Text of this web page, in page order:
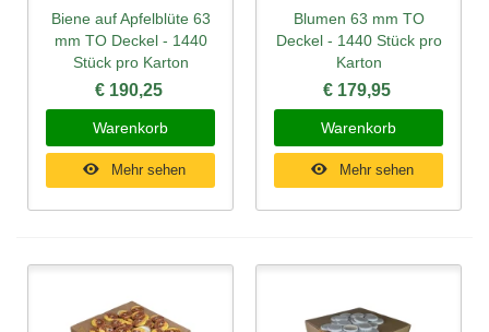
Biene auf Apfelblüte 63
mm TO Deckel - 1440
Stück pro Karton
€ 190,25
Warenkorb
Mehr sehen
Blumen 63 mm TO
Deckel - 1440 Stück pro
Karton
€ 179,95
Warenkorb
Mehr sehen